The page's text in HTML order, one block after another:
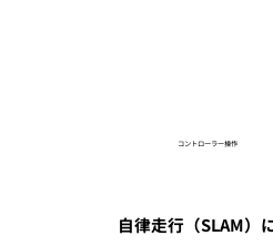
コントローラー操作
自律走行（SLAM）